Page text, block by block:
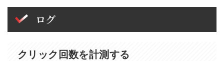
ログ
クリック回数を計測する